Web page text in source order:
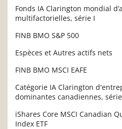
Fonds IA Clarington mondial
multifactorielles, série I
FINB BMO S&P 500
Espèces et Autres actifs nets
FINB BMO MSCI EAFE
Catégorie IA Clarington
dominantes canadiennes,
iShares Core MSCI Canadian
Index ETF